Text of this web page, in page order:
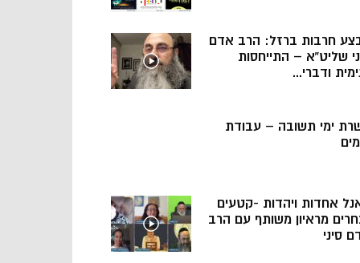
חרבות ברזל: הרב אדם
שליט”א – התייחסות
ודברי...
ימי תשובה – עבודת
אחדות ויהדות -קטעים
מראיון משותף עם הרב
סיני